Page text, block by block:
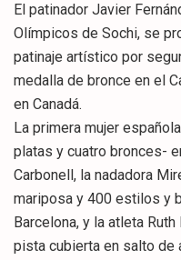
El patinador Javier
Olímpicos de Sochi, se
patinaje artístico por
medalla de bronce en el
en Canadá.
La primera mujer
platas y cuatro bronces-
Carbonell, la nadadora
mariposa y 400 estilos y
Barcelona, y la atleta
pista cubierta en salto de